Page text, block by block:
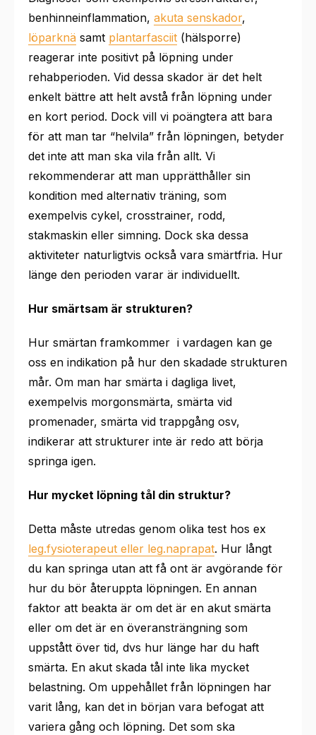
benhinneinflammation, akuta senskador,
löparknä samt plantarfasciit (hälsporre)
reagerar inte positivt på löpning under
rehabperioden. Vid dessa skador är det helt
enkelt bättre att helt avstå från löpning under
en kort period. Dock vill vi poängtera att bara
för att man tar “helvila” från löpningen, betyder
det inte att man ska vila från allt. Vi
rekommenderar att man upprätthåller sin
kondition med alternativ träning, som
exempelvis cykel, crosstrainer, rodd,
stakmaskin eller simning. Dock ska dessa
aktiviteter naturligtvis också vara smärtfria. Hur
länge den perioden varar är individuellt.
Hur smärtsam är strukturen?
Hur smärtan framkommer i vardagen kan ge
oss en indikation på hur den skadade strukturen
mår. Om man har smärta i dagliga livet,
exempelvis morgonsmärta, smärta vid
promenader, smärta vid trappgång osv,
indikerar att strukturer inte är redo att börja
springa igen.
Hur mycket löpning tål din struktur?
Detta måste utredas genom olika test hos ex
leg.fysioterapeut eller leg.naprapat. Hur långt
du kan springa utan att få ont är avgörande för
hur du bör återuppta löpningen. En annan
faktor att beakta är om det är en akut smärta
eller om det är en överansträngning som
uppstått över tid, dvs hur länge har du haft
smärta. En akut skada tål inte lika mycket
belastning. Om uppehållet från löpningen har
varit lång, kan det in början vara befogat att
variera gång och löpning. Det som ska